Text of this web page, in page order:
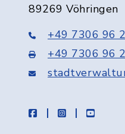
89269 Vöhringen
+49 7306 96
+49 7306 96
facebookinstagramyoutube